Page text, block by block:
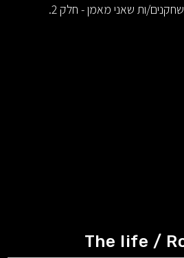
ות שאני מאמן - חלק 2.
The life /